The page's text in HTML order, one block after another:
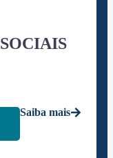
Saiba mais